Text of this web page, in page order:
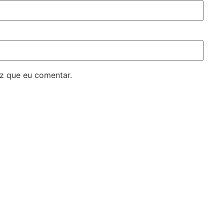
que eu comentar.